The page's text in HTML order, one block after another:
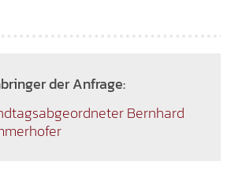
der Anfrage:
Bernhard